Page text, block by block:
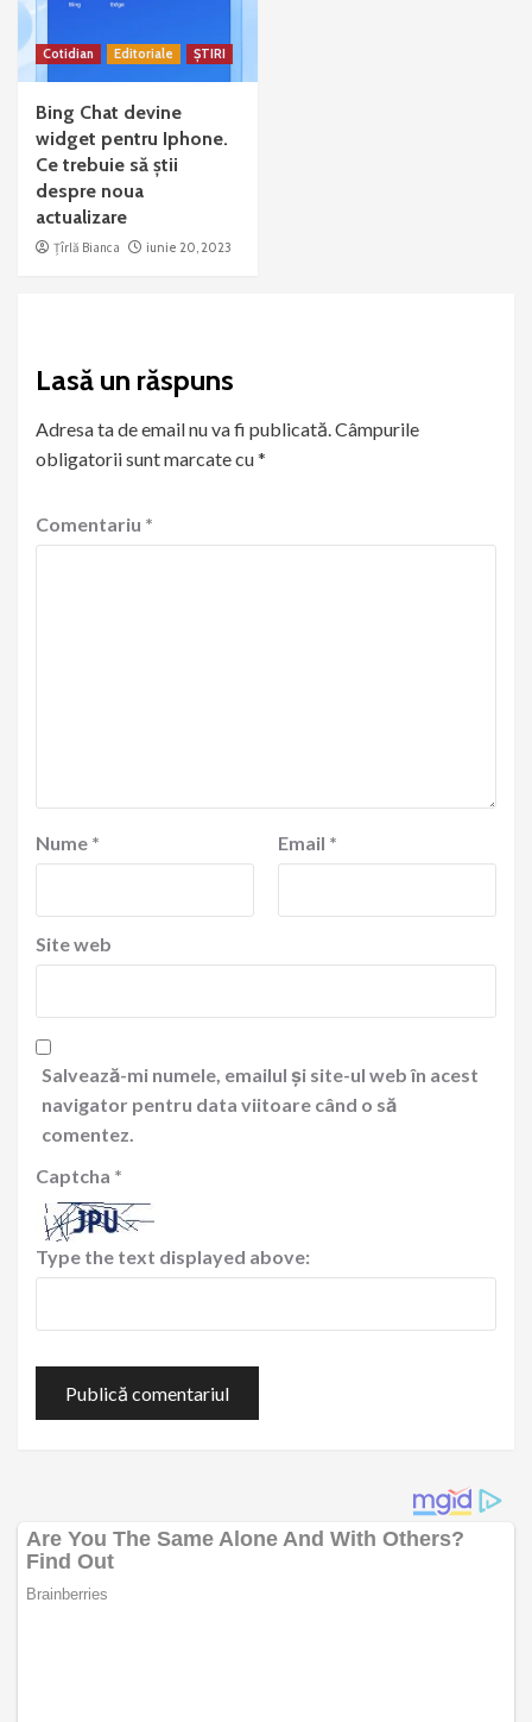
Cotidian Editoriale ȘTIRI
Bing Chat devine
widget pentru Iphone.
Ce trebuie să știi
despre noua
actualizare
Țîrlă Bianca iunie 20, 2023
Lasă un răspuns
Adresa ta de email nu va fi publicată.Câmpurile
obligatorii sunt marcate cu*
Comentariu *
Nume * Email *
Site web
Salvează-mi numele, emailul și site-ul web în acest
navigator pentru data viitoare când o să
comentez.
Captcha *
Type the text displayed above: